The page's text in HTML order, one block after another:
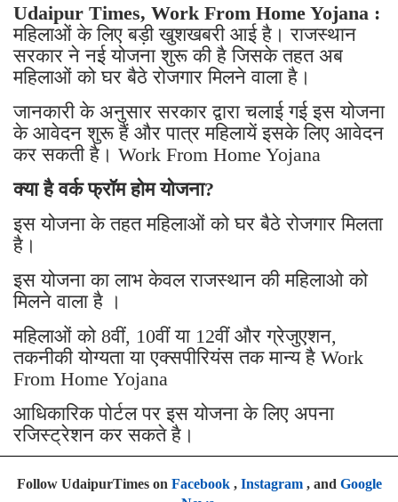
Udaipur Times, Work From Home Yojana :
महिलाओं के लिए बड़ी खुशखबरी आई है। राजस्थान
सरकार ने नई योजना शुरू की है जिसके तहत अब
महिलाओं को घर बैठे रोजगार मिलने वाला है।
जानकारी के अनुसार सरकार द्वारा चलाई गई इस योजना
के आवेदन शुरू हैं और पात्र महिलायें इसके लिए आवेदन
कर सकती है। Work From Home Yojana
क्या है वर्क फ्रॉम होम योजना?
इस योजना के तहत महिलाओं को घर बैठे रोजगार मिलता
है।
इस योजना का लाभ केवल राजस्थान की महिलाओ को
मिलने वाला है ।
महिलाओं को 8वीं, 10वीं या 12वीं और ग्रेजुएशन,
तकनीकी योग्यता या एक्सपीरियंस तक मान्य है Work
From Home Yojana
आधिकारिक पोर्टल पर इस योजना के लिए अपना
रजिस्ट्रेशन कर सकते है।
Follow UdaipurTimes on Facebook, Instagram, and Google